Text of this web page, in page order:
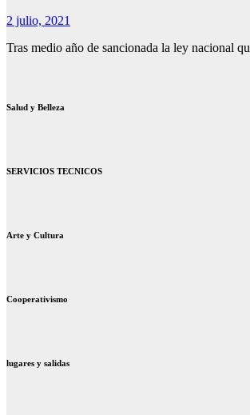
2 julio, 2021
Tras medio año de sancionada la ley nacional
Salud y Belleza
SERVICIOS TECNICOS
Arte y Cultura
Cooperativismo
lugares y salidas